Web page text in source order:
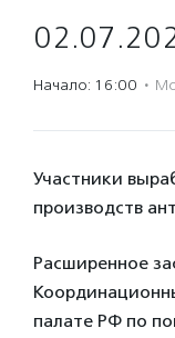
Начало: 16:00 ·
Участники
производств
Расширенное
палате РФ по